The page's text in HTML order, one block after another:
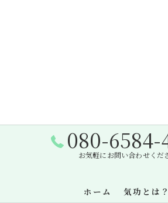
080-6584-
お気軽にお問い合わせくだ
ホーム 気功とは？